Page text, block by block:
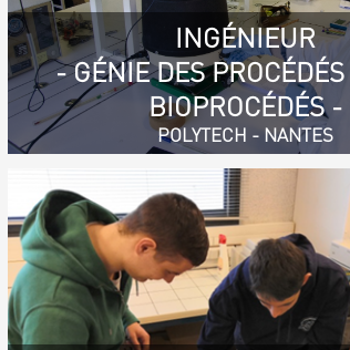
INGÉNIEUR
- GÉNIE DES
BIOPROCÉDÉS -
POLYTECH - NANTES